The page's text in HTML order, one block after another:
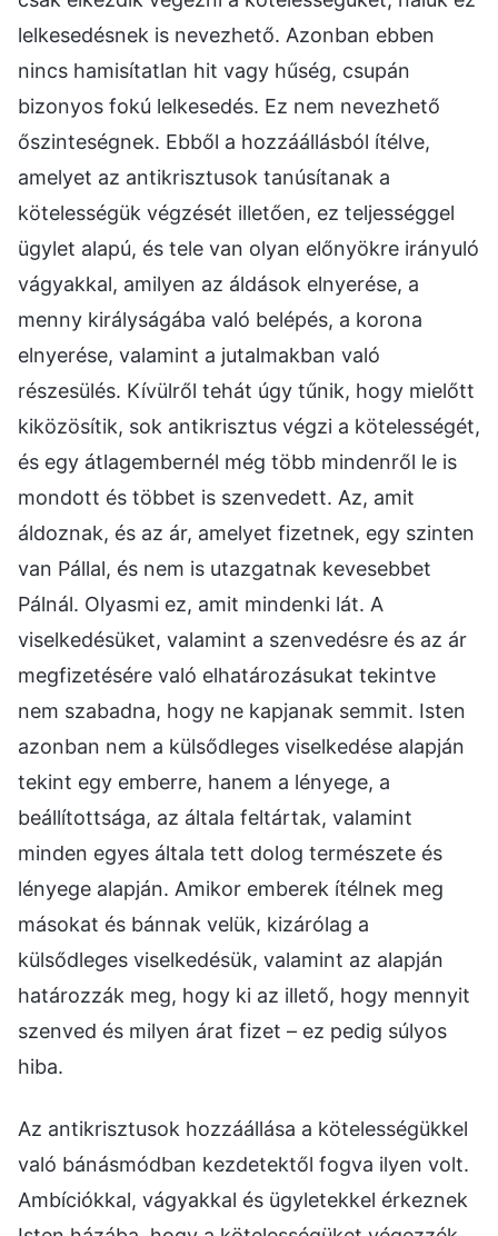
lelkesedésnek is nevezhető. Azonban ebben
nincs hamisítatlan hit vagy hűség, csupán
bizonyos fokú lelkesedés. Ez nem nevezhető
őszinteségnek. Ebből a hozzáállásból ítélve,
amelyet az antikrisztusok tanúsítanak a
kötelességük végzését illetően, ez teljességgel
ügylet alapú, és tele van olyan előnyökre irányuló
vágyakkal, amilyen az áldások elnyerése, a
menny királyságába való belépés, a korona
elnyerése, valamint a jutalmakban való
részesülés. Kívülről tehát úgy tűnik, hogy mielőtt
kiközösítik, sok antikrisztus végzi a kötelességét,
és egy átlagembernél még több mindenről le is
mondott és többet is szenvedett. Az, amit
áldoznak, és az ár, amelyet fizetnek, egy szinten
van Pállal, és nem is utazgatnak kevesebbet
Pálnál. Olyasmi ez, amit mindenki lát. A
viselkedésüket, valamint a szenvedésre és az ár
megfizetésére való elhatározásukat tekintve
nem szabadna, hogy ne kapjanak semmit. Isten
azonban nem a külsődleges viselkedése alapján
tekint egy emberre, hanem a lényege, a
beállítottsága, az általa feltártak, valamint
minden egyes általa tett dolog természete és
lényege alapján. Amikor emberek ítélnek meg
másokat és bánnak velük, kizárólag a
külsődleges viselkedésük, valamint az alapján
határozzák meg, hogy ki az illető, hogy mennyit
szenved és milyen árat fizet – ez pedig súlyos
hiba.
Az antikrisztusok hozzáállása a kötelességükkel
való bánásmódban kezdetektől fogva ilyen volt.
Ambíciókkal, vágyakkal és ügyletekkel érkeznek